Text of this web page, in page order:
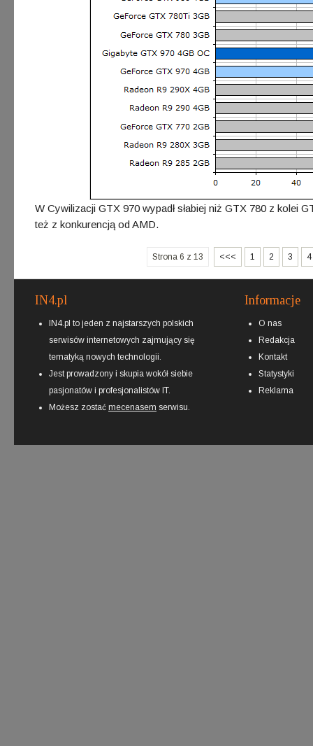
W Cywilizacji GTX 970 wypadł słabiej niż GTX 780 z kolei
też z konkurencją od AMD.
Strona 6 z 13 <<< 1 2 3 4
IN4.pl
IN4.pl to jeden z najstarszych polskich
serwisów internetowych zajmujący się
tematyką nowych technologii.
Jest prowadzony i skupia wokół siebie
pasjonatów i profesjonalistów IT.
Możesz zostać mecenasem serwisu.
Informacje
O nas
Redakcja
Kontakt
Statystyki
Reklama